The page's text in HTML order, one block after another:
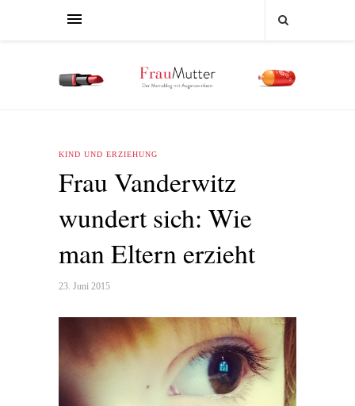
KIND UND ERZIEHUNG
Frau Vanderwitz
wundert sich: Wie
man Eltern erzieht
23. Juni 2015